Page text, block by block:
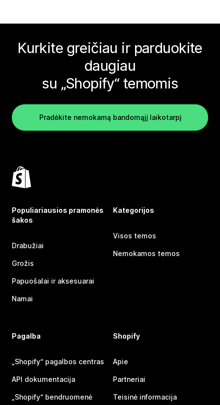
Kurkite greičiau ir parduokite
daugiau
su „Shopify“ temomis
Pradėkite nemokamą bandomąjį laikotarpį
Populiariausios pramonės
šakos
Drabužiai
Grožis
Papuošalai ir aksesuarai
Namai
Kategorijos
Visos temos
Nemokamos temos
Pagalba
„Shopify“ pagalbos centras
API dokumentacija
„Shopify“ bendruomenė
Shopify
Apie
Partneriai
Teisinė informacija